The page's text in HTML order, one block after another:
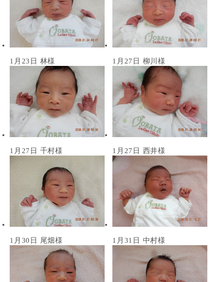
1月23日 林様 1月27日 柳川様
1月27日 千村様 1月27日 西井様
1月30日 尾畑様 1月31日 中村様